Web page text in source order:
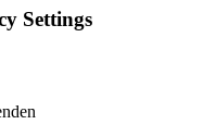
Settings